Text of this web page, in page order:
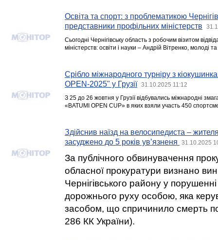
Освіта та спорт: з проблематикою
представники профільних міністерств
Сьогодні Чернігівську область з робочим візитом
міністерств: освіти і науки – Андрій Вітренко, молоді
Срібло міжнародного турніру з
OPEN-2025" у Грузії
31.10.2025 11:12
З 25 до 26 жовтня у Грузії відбувались міжнародні
«BATUMI OPEN CUP» в яких взяли участь 450
Здійснив наїзд на велосипедиста –
засуджено до 5 років ув’язненя
31.10.2025
За публічного обвинувачення
обласної прокуратури визнано
Чернігівського району у
дорожнього руху особою, яка
засобом, що спричинило смерть
286 КК України).